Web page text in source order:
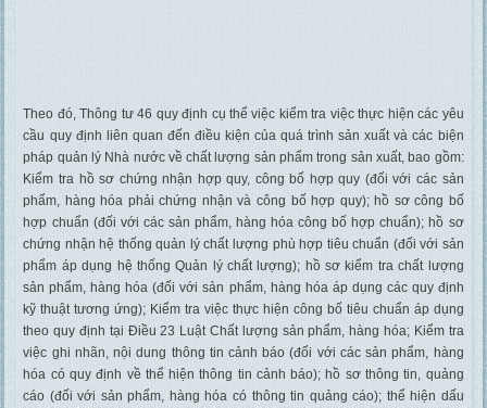
Theo đó, Thông tư 46 quy định cụ thể việc kiểm tra việc thực hiện các yêu
cầu quy định liên quan đến điều kiện của quá trình sản xuất và các biện
pháp quản lý Nhà nước về chất lượng sản phẩm trong sản xuất, bao gồm:
Kiểm tra hồ sơ chứng nhận hợp quy, công bố hợp quy (đối với các sản
phẩm, hàng hóa phải chứng nhận và công bố hợp quy); hồ sơ công bố
hợp chuẩn (đối với các sản phẩm, hàng hóa công bố hợp chuẩn); hồ sơ
chứng nhận hệ thống quản lý chất lượng phù hợp tiêu chuẩn (đối với sản
phẩm áp dụng hệ thống Quản lý chất lượng); hồ sơ kiểm tra chất lượng
sản phẩm, hàng hóa (đối với sản phẩm, hàng hóa áp dụng các quy định
kỹ thuật tương ứng); Kiểm tra việc thực hiện công bố tiêu chuẩn áp dụng
theo quy định tại Điều 23 Luật Chất lượng sản phẩm, hàng hóa; Kiểm tra
việc ghi nhãn, nội dung thông tin cảnh báo (đối với các sản phẩm, hàng
hóa có quy định về thể hiện thông tin cảnh báo); hồ sơ thông tin, quảng
cáo (đối với sản phẩm, hàng hóa có thông tin quảng cáo); thể hiện dấu